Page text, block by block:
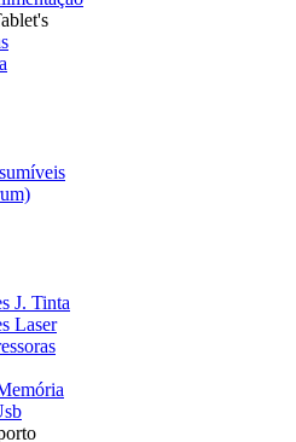
J. Tinta
Laser